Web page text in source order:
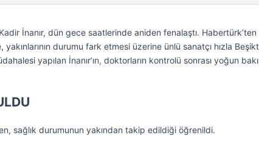
İnanır, dün gece saatlerinde aniden fenalaştı. Habertürk’ten
durumu fark etmesi üzerine ünlü sanatçı hızla
yapılan İnanır’ın, doktorların kontrolü sonrası yoğun
sağlık durumunun yakından takip edildiği öğrenildi.